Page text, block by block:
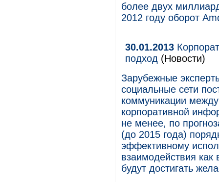
более двух
2012 году оборот
30.01.2013
подход (Новости)
Зарубежные
социальные сети
коммуникации
корпоративной
не менее, по
(до 2015 года)
эффективному
взаимодействия как
будут достигать